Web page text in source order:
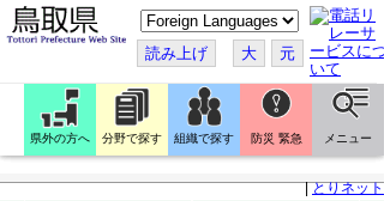
こ
の
ペ
ー
ジ
翻
訳
す
読み上げ 大 元
県外の方へ 分野で探す 組織で探す 防災 緊急 メニュー
|とりネット